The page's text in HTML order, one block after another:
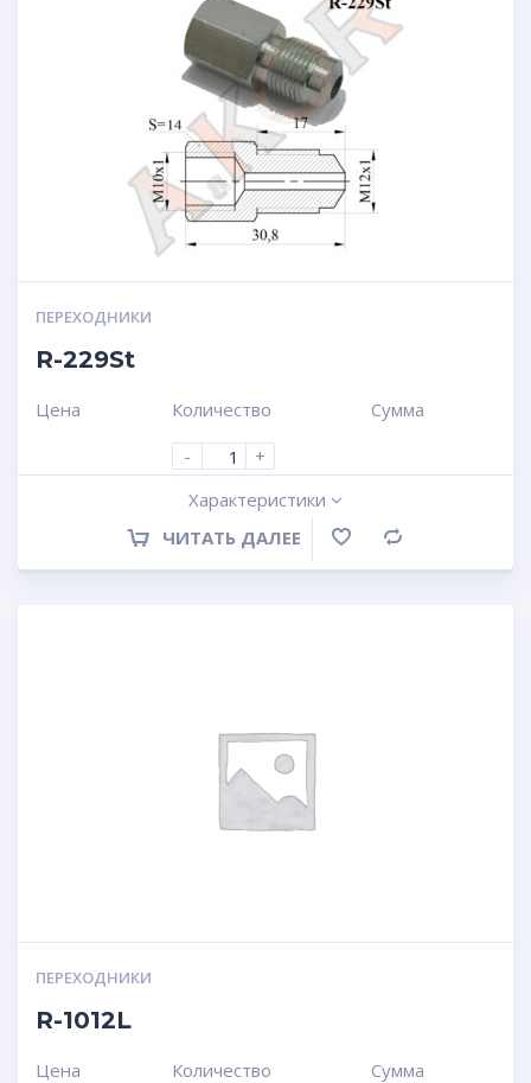
ПЕРЕХОДНИКИ
R-229St
Цена
Количество
-
+
Сумма
Характеристики
ЧИТАТЬ ДАЛЕЕ
ПЕРЕХОДНИКИ
R-1012L
Цена
Количество
Сумма